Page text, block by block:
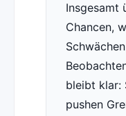
Insgesamt
Chancen,
bleibt klar:
pushen